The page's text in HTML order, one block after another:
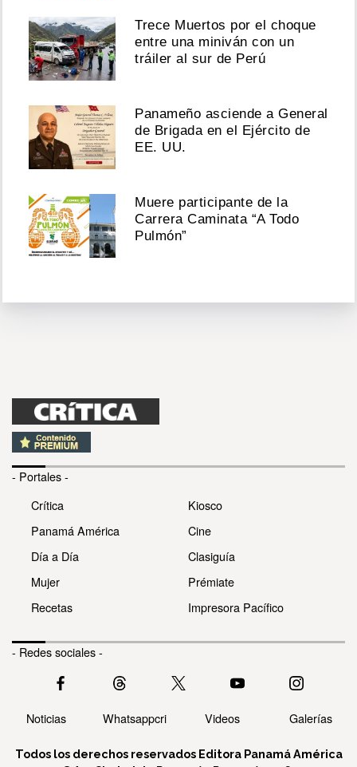
Trece Muertos por el choque
entre una miniván con un
tráiler al sur de Perú
Panameño asciende a General
de Brigada en el Ejército de
EE. UU.
Muere participante de la
Carrera Caminata “A Todo
Pulmón”
- Portales -
Crítica
Panamá América
Día a Día
Mujer
Recetas
Kiosco
Cine
Clasiguía
Prémiate
Impresora Pacífico
- Redes sociales -
Noticias Whatsappcri Videos Galerías
Todos los derechos reservados Editora Panamá América